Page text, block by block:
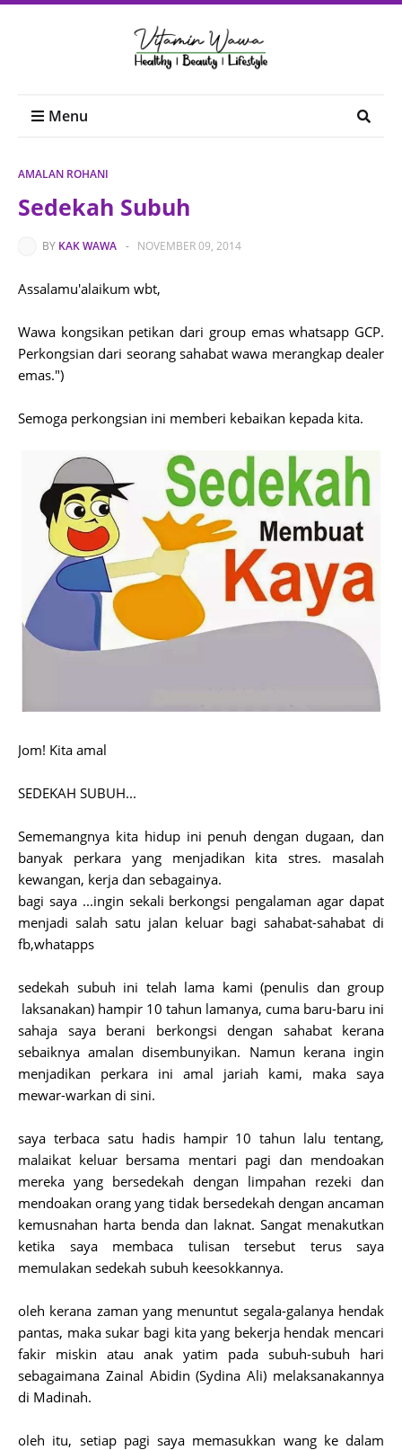
Menu
AMALAN ROHANI
Sedekah Subuh
BY KAK WAWA - NOVEMBER 09, 2014
Assalamu'alaikum wbt,
Wawa kongsikan petikan dari group emas whatsapp GCP.
Perkongsian dari seorang sahabat wawa merangkap dealer
emas.")
Semoga perkongsian ini memberi kebaikan kepada kita.
Jom! Kita amal
SEDEKAH SUBUH...
Sememangnya kita hidup ini penuh dengan dugaan, dan
banyak perkara yang menjadikan kita stres. masalah
kewangan, kerja dan sebagainya.
bagi saya ...ingin sekali berkongsi pengalaman agar dapat
menjadi salah satu jalan keluar bagi sahabat-sahabat di
fb,whatapps
sedekah subuh ini telah lama kami (penulis dan group
laksanakan) hampir 10 tahun lamanya, cuma baru-baru ini
sahaja saya berani berkongsi dengan sahabat kerana
sebaiknya amalan disembunyikan. Namun kerana ingin
menjadikan perkara ini amal jariah kami, maka saya
mewar-warkan di sini.
saya terbaca satu hadis hampir 10 tahun lalu tentang,
malaikat keluar bersama mentari pagi dan mendoakan
mereka yang bersedekah dengan limpahan rezeki dan
mendoakan orang yang tidak bersedekah dengan ancaman
kemusnahan harta benda dan laknat. Sangat menakutkan
ketika saya membaca tulisan tersebut terus saya
memulakan sedekah subuh keesokkannya.
oleh kerana zaman yang menuntut segala-galanya hendak
pantas, maka sukar bagi kita yang bekerja hendak mencari
fakir miskin atau anak yatim pada subuh-subuh hari
sebagaimana Zainal Abidin (Sydina Ali) melaksanakannya
di Madinah.
oleh itu, setiap pagi saya memasukkan wang ke dalam